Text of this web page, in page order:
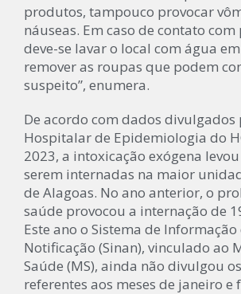
produtos, tampouco provocar
náuseas. Em caso de contato com
deve-se lavar o local com água
remover as roupas que podem
suspeito”, enumera.
De acordo com dados divulgados
Hospitalar de Epidemiologia do
2023, a intoxicação exógena
serem internadas na maior
de Alagoas. No ano anterior, o
saúde provocou a internação de
Este ano o Sistema de
Notificação (Sinan), vinculado ao
Saúde (MS), ainda não divulgou
referentes aos meses de janeiro e